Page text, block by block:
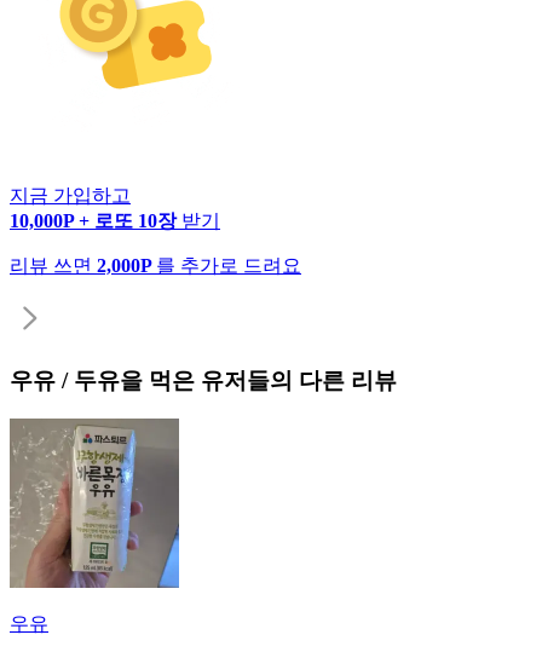
지금 가입하고
10,000P + 로또 10장 받기
리뷰 쓰면 2,000P 를 추가로 드려요
우유 / 두유을 먹은 유저들의 다른 리뷰
우유